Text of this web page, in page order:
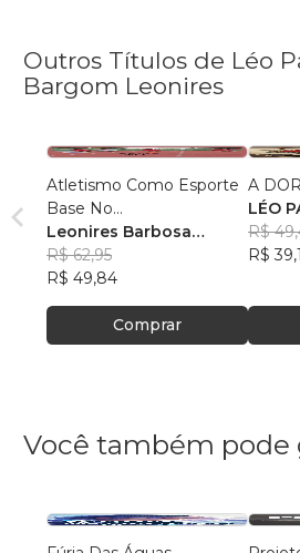
Outros Títulos de Léo
Bargom Leonires
Atletismo Como Esporte
Base No
Desenvolvimento Motor
Leonires Barbosa
Gomes
R$ 62,95
R$ 49,84
Comprar
A
LÉO
R$
R$
Você também pode